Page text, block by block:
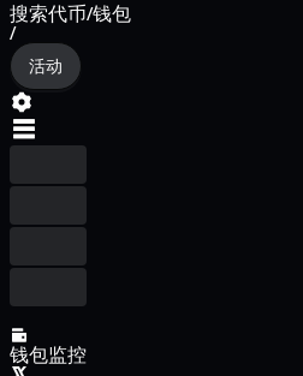
搜索代币/钱包
/
活动
钱包监控